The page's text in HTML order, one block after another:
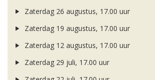
Zaterdag 26 augustus, 17.00 uur
Zaterdag 19 augustus, 17.00 uur
Zaterdag 12 augustus, 17.00 uur
Zaterdag 29 juli, 17.00 uur